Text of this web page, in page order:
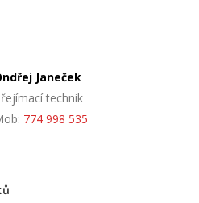
Janeček
technik
774 998 535